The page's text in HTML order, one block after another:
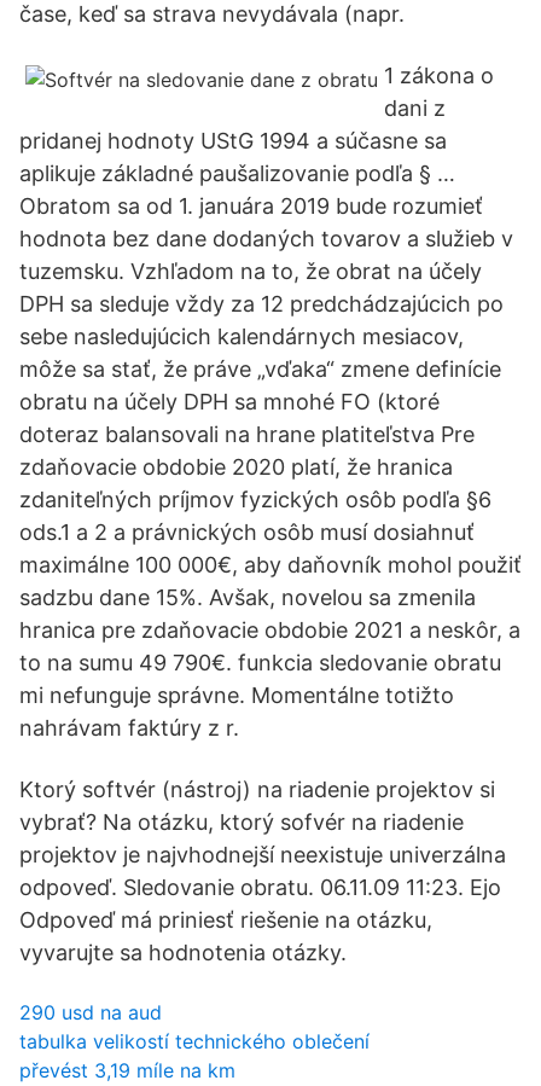
čase, keď sa strava nevydávala (napr.
1 zákona o
dani z
pridanej hodnoty UStG 1994 a súčasne sa
aplikuje základné paušalizovanie podľa § …
Obratom sa od 1. januára 2019 bude rozumieť
hodnota bez dane dodaných tovarov a služieb v
tuzemsku. Vzhľadom na to, že obrat na účely
DPH sa sleduje vždy za 12 predchádzajúcich po
sebe nasledujúcich kalendárnych mesiacov,
môže sa stať, že práve „vďaka“ zmene definície
obratu na účely DPH sa mnohé FO (ktoré
doteraz balansovali na hrane platiteľstva Pre
zdaňovacie obdobie 2020 platí, že hranica
zdaniteľných príjmov fyzických osôb podľa §6
ods.1 a 2 a právnických osôb musí dosiahnuť
maximálne 100 000€, aby daňovník mohol použiť
sadzbu dane 15%. Avšak, novelou sa zmenila
hranica pre zdaňovacie obdobie 2021 a neskôr, a
to na sumu 49 790€. funkcia sledovanie obratu
mi nefunguje správne. Momentálne totižto
nahrávam faktúry z r.
Ktorý softvér (nástroj) na riadenie projektov si
vybrať? Na otázku, ktorý sofvér na riadenie
projektov je najvhodnejší neexistuje univerzálna
odpoveď. Sledovanie obratu. 06.11.09 11:23. Ejo
Odpoveď má priniesť riešenie na otázku,
vyvarujte sa hodnotenia otázky.
290 usd na aud
tabulka velikostí technického oblečení
převést 3,19 míle na km